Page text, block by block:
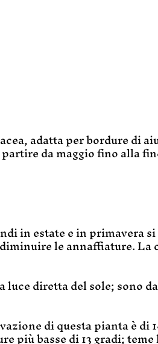
adatta per bordure di
da maggio fino alla
in estate e in primavera
le annaffiature.
diretta del sole; sono
di questa pianta è di